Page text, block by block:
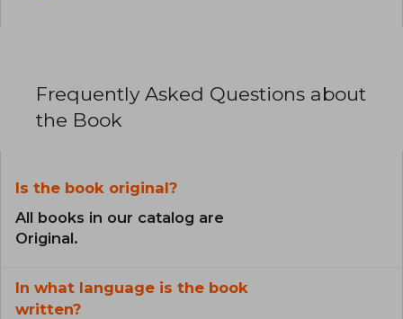
Frequently Asked Questions about
the Book
Is the book original?
All books in our catalog are
Original.
In what language is the book
written?